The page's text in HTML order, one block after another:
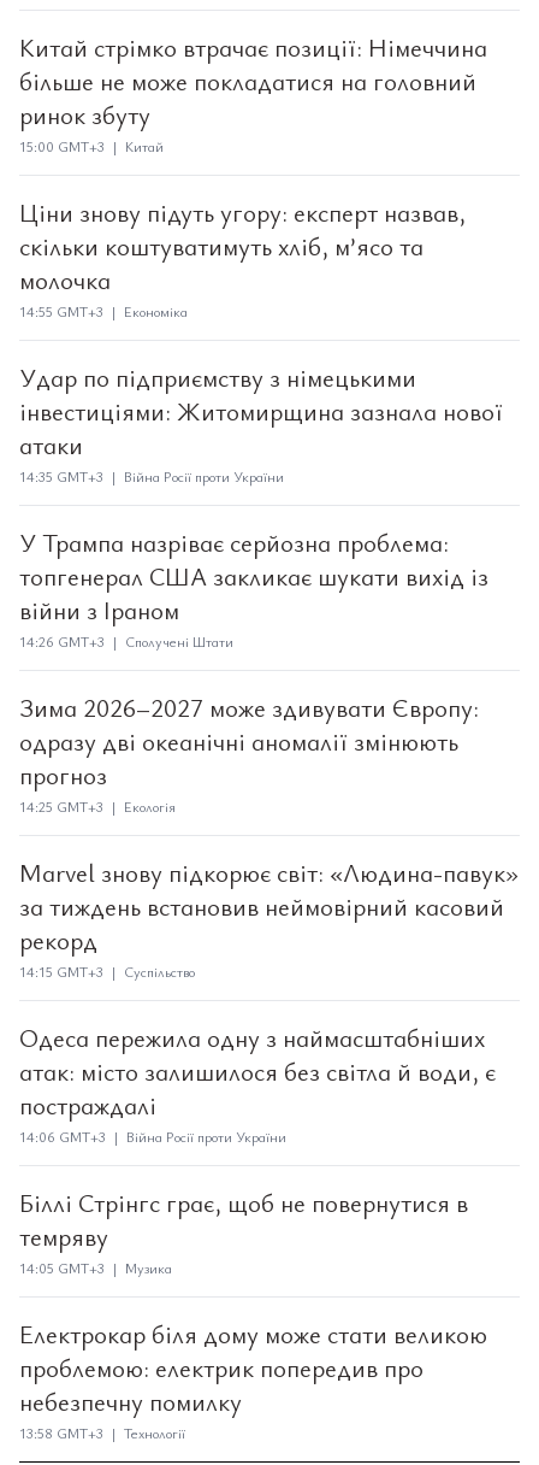
Китай стрімко втрачає позиції: Німеччина
більше не може покладатися на головний
ринок збуту
15:00 GMT+3 | Китай
Ціни знову підуть угору: експерт назвав,
скільки коштуватимуть хліб, м’ясо та
молочка
14:55 GMT+3 | Економіка
Удар по підприємству з німецькими
інвестиціями: Житомирщина зазнала нової
атаки
14:35 GMT+3 | Війна Росії проти України
У Трампа назріває серйозна проблема:
топгенерал США закликає шукати вихід із
війни з Іраном
14:26 GMT+3 | Сполучені Штати
Зима 2026–2027 може здивувати Європу:
одразу дві океанічні аномалії змінюють
прогноз
14:25 GMT+3 | Екологія
Marvel знову підкорює світ: «Людина-павук»
за тиждень встановив неймовірний касовий
рекорд
14:15 GMT+3 | Суспільство
Одеса пережила одну з наймасштабніших
атак: місто залишилося без світла й води, є
постраждалі
14:06 GMT+3 | Війна Росії проти України
Біллі Стрінгс грає, щоб не повернутися в
темряву
14:05 GMT+3 | Музика
Електрокар біля дому може стати великою
проблемою: електрик попередив про
небезпечну помилку
13:58 GMT+3 | Технології